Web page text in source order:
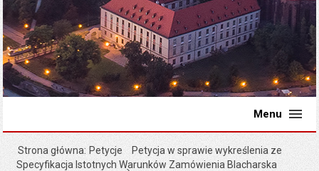
Menu
Strona główna Petycje
Petycja w sprawie wykreślenia ze
Specyfikacja Istotnych Warunków Zamówienia Blacharska